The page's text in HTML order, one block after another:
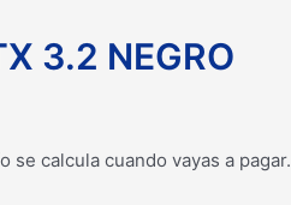
3.2 NEGRO
calcula cuando vayas a pagar.